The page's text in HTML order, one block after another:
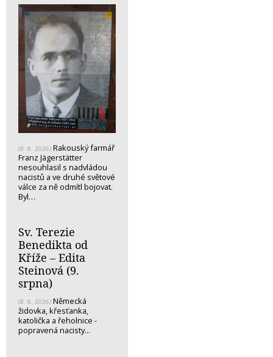
(8. 8. 2026) Rakouský farmář
Franz Jägerstätter
nesouhlasil s nadvládou
nacistů a ve druhé světové
válce za ně odmítl bojovat.
Byl…
Sv. Terezie
Benedikta od
Kříže – Edita
Steinová (9.
srpna)
(8. 8. 2026) Německá
židovka, křesťanka,
katolička a řeholnice -
popravená nacisty...